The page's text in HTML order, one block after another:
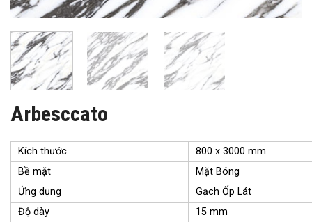
Arbesccato
Kích thước
800 x 3000 mm
Bề mặt
Mặt Bóng
Ứng dụng
Gạch Ốp Lát
Độ dày
15 mm